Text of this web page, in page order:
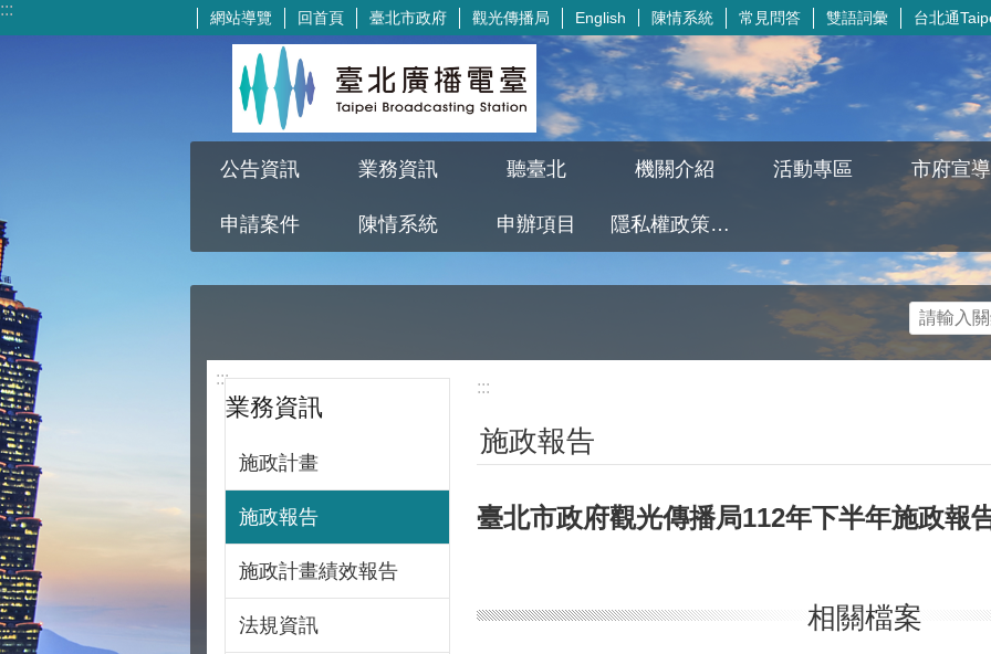
跳到主要內容區塊
::: 網站導覽 回首頁 臺北市政府 觀光傳播局 English 陳情系統 常見問答 雙語詞彙 台北通
公告資訊 業務資訊 聽臺北 機關介紹 活動專區 市府宣導
申請案件 陳情系統 申辦項目 隱私權政策及資訊安全政策
:::
業務資訊
施政計畫
施政報告
施政計畫績效報告
法規資訊
:::
施政報告
臺北市政府觀光傳播局112年下半年施政報
相關檔案